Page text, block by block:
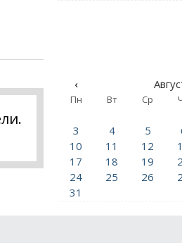
‹
Пн Вт Ср
3
4 5
10
11 12
17
18 19
24
25 26
31